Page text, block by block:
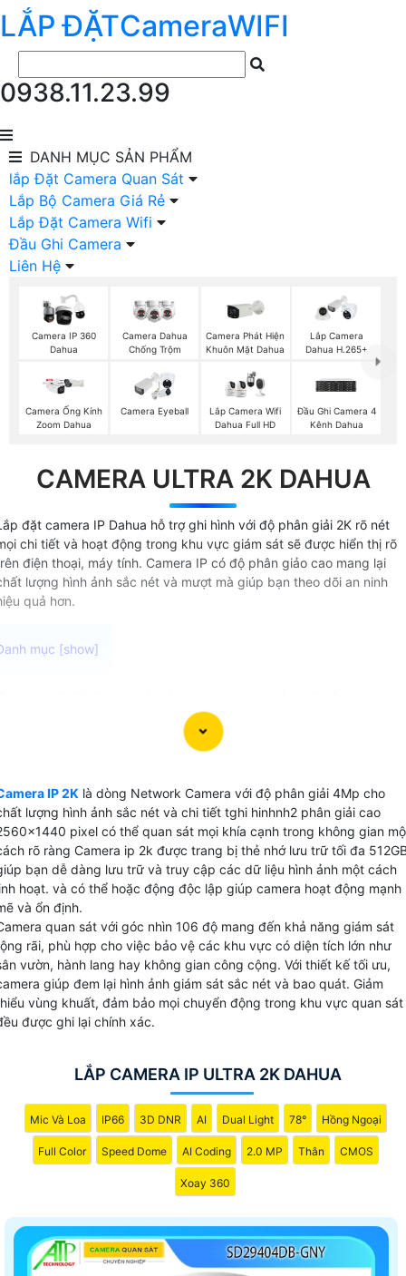
LẮP ĐẶTCameraWIFI
0938.11.23.99
DANH MỤC SẢN PHẨM
lắp Đặt Camera Quan Sát
Lắp Bộ Camera Giá Rẻ
Lắp Đặt Camera Wifi
Đầu Ghi Camera
Liên Hệ
Camera IP 360
Dahua
Camera Dahua
Chống Trộm
Camera Phát Hiện
Khuôn Mặt Dahua
Lắp Camera
Dahua H.265+
Camera Ống Kính
Zoom Dahua
Camera Eyeball
Lắp Camera Wifi
Dahua Full HD
Đầu Ghi Camera 4
Kênh Dahua
CAMERA ULTRA 2K DAHUA
đặt camera IP Dahua hỗ trợ ghi hình với độ phân giải 2K rõ nét
chi tiết và hoạt động trong khu vực giám sát sẽ được hiển thị rõ
điện thoại, máy tính. Camera IP có độ phân giảo cao mang lại
lượng hình ảnh sắc nét và mượt mà giúp bạn theo dõi an ninh
quả hơn.
với độ phân giải 2K Dahua mang lại hình ảnh chất
cao , đặc biệt là có thể hiển thị màu ban đêm. một số
trội như giám sát ban đêm dual light và phát hiện
động báo động chống trộm. Nét ấn tượng này
gia tăng khả năng giám sát và bảo vệ cho ngôi nhà
doanh nghiệp của bạn trong mọi tình huống, ngay cả
có ánh sáng yếu hoặc trong điều kiện ánh sáng không
tại. Hãy lựa chọn camera IP 2K Dahua phù hợp để tăng
an ninh và sự bảo vệ cho không gian của bạn.
IP 2K là dòng Network Camera với độ phân giải 4Mp cho
lượng hình ảnh sắc nét và chi tiết tghi hinhnh2 phân giải cao
pixel có thể quan sát mọi khía cạnh trong không gian
rõ ràng Camera ip 2k được trang bị thẻ nhớ lưu trữ tối đa
bạn dễ dàng lưu trữ và truy cập các dữ liệu hình ảnh một cách
hoạt. và có thể hoặc động độc lập giúp camera hoạt động mạnh
và ổn định.
quan sát với góc nhìn 106 độ mang đến khả năng giám sát
rãi, phù hợp cho việc bảo vệ các khu vực có diện tích lớn như
vườn, hành lang hay không gian công cộng. Với thiết kế tối ưu,
giúp đem lại hình ảnh giám sát sắc nét và bao quát. Giảm
vùng khuất, đảm bảo mọi chuyển động trong khu vực quan sát
được ghi lại chính xác.
LẮP CAMERA IP ULTRA 2K DAHUA
Mic Và Loa IP66 3D DNR AI Dual Light 78° Hồng Ngoại
Full Color Speed Dome AI Coding 2.0 MP Thân CMOS
Xoay 360